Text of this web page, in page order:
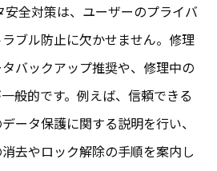
全対策は、ユーザーのプライバ
ブル防止に欠かせません。修理
バックアップ推奨や、修理中の
般的です。例えば、信頼できる
ータ保護に関する説明を行い、
去やロック解除の手順を案内し